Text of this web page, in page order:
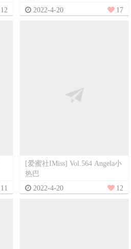
12
2022-4-20
17
11
[爱蜜社IMiss] Vol.564 Angela小
热巴
2022-4-20
12